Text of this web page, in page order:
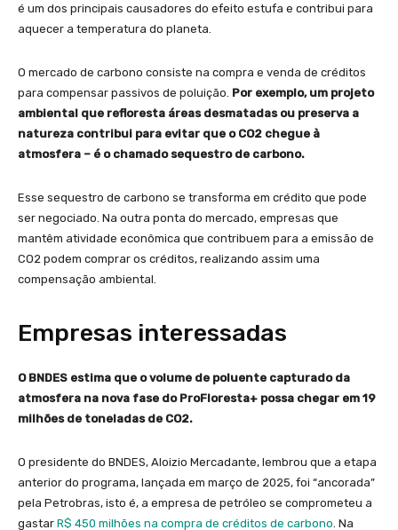
é um dos principais causadores do efeito estufa e contribui para
aquecer a temperatura do planeta.
O mercado de carbono consiste na compra e venda de créditos
para compensar passivos de poluição. Por exemplo, um projeto
ambiental que refloresta áreas desmatadas ou preserva a
natureza contribui para evitar que o CO2 chegue à
atmosfera – é o chamado sequestro de carbono.
Esse sequestro de carbono se transforma em crédito que pode
ser negociado. Na outra ponta do mercado, empresas que
mantêm atividade econômica que contribuem para a emissão de
CO2 podem comprar os créditos, realizando assim uma
compensação ambiental.
Empresas interessadas
O BNDES estima que o volume de poluente capturado da
atmosfera na nova fase do ProFloresta+ possa chegar em 19
milhões de toneladas de CO2.
O presidente do BNDES, Aloizio Mercadante, lembrou que a etapa
anterior do programa, lançada em março de 2025, foi “ancorada”
pela Petrobras, isto é, a empresa de petróleo se comprometeu a
gastar R$ 450 milhões na compra de créditos de carbono . Na